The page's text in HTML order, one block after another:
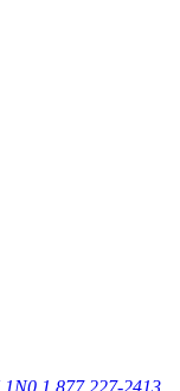
1N0 1 877 227-2413